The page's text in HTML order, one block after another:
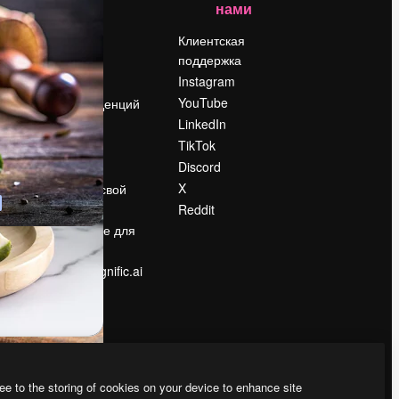
О нас
Reviews
Вакансии
Поиск тенденций
Блог
События
Slidesgo
Продайте свой
контент
Помещение для
прессы
Ищете magnific.ai
нами
Клиентская
поддержка
Instagram
YouTube
LinkedIn
TikTok
Discord
X
Reddit
to the storing of cookies on your device to enhance site